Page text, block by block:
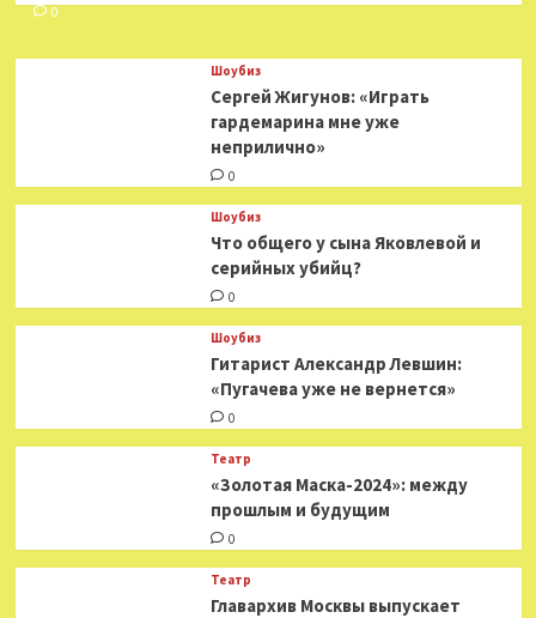
турне
выпустит
0
Шоубиз
Сергей Жигунов: «Играть
гардемарина мне уже
неприлично»
0
Шоубиз
Что общего у сына Яковлевой и
серийных убийц?
0
Шоубиз
Гитарист Александр Левшин:
«Пугачева уже не вернется»
0
Театр
«Золотая Маска-2024»: между
прошлым и будущим
0
Театр
​​Главархив Москвы выпускает